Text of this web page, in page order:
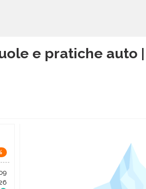
e pratiche auto